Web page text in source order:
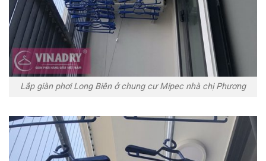
Lắp giàn phơi Long Biên ở chung cư Mipec nhà chị Phương